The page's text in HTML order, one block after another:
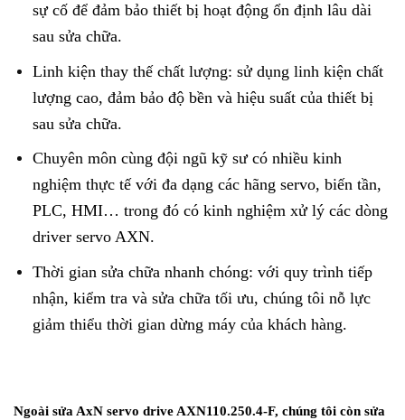
sự cố để đảm bảo thiết bị hoạt động ổn định lâu dài
sau sửa chữa.
Linh kiện thay thế chất lượng: sử dụng linh kiện chất
lượng cao, đảm bảo độ bền và hiệu suất của thiết bị
sau sửa chữa.
Chuyên môn cùng đội ngũ kỹ sư có nhiều kinh
nghiệm thực tế với đa dạng các hãng servo, biến tần,
PLC, HMI… trong đó có kinh nghiệm xử lý các dòng
driver servo AXN.
Thời gian sửa chữa nhanh chóng: với quy trình tiếp
nhận, kiểm tra và sửa chữa tối ưu, chúng tôi nỗ lực
giảm thiểu thời gian dừng máy của khách hàng.
Ngoài sửa AxN servo drive AXN110.250.4-F, chúng tôi còn sửa